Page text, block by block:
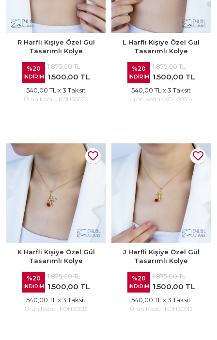
R Harfli Kişiye Özel Gül
Tasarımlı Kolye
%20
İNDİRİM
1.875,00 TL
1.500,00 TL
540,00 TL x 3 Taksit
Ürün Kodu : KOHS0020
L Harfli Kişiye Özel Gül
Tasarımlı Kolye
%20
İNDİRİM
1.875,00 TL
1.500,00 TL
540,00 TL x 3 Taksit
Ürün Kodu : KOHS0014
K Harfli Kişiye Özel Gül
Tasarımlı Kolye
%20
İNDİRİM
1.875,00 TL
1.500,00 TL
540,00 TL x 3 Taksit
Ürün Kodu : KOHS0013
J Harfli Kişiye Özel Gül
Tasarımlı Kolye
%20
İNDİRİM
1.875,00 TL
1.500,00 TL
540,00 TL x 3 Taksit
Ürün Kodu : KOHS0012